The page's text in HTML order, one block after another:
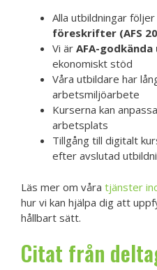
Alla utbildningar följer
föreskrifter (AFS
Vi är AFA-
ekonomiskt stöd
Våra utbildare har
arbetsmiljöarbete
Kurserna kan
arbetsplats
Tillgång till digitalt
efter avslutad
Läs mer om våra tjänster
hur vi kan hjälpa dig att
hållbart sätt.
Citat från